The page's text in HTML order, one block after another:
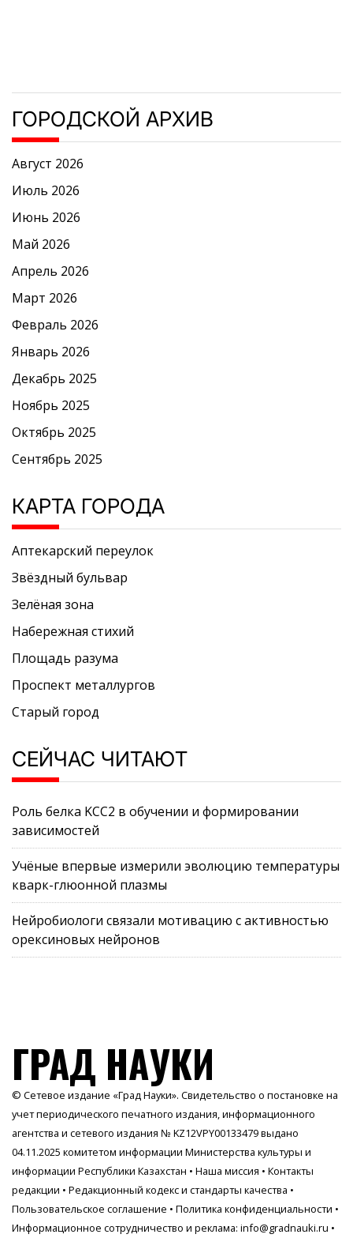
ГОРОДСКОЙ АРХИВ
Август 2026
Июль 2026
Июнь 2026
Май 2026
Апрель 2026
Март 2026
Февраль 2026
Январь 2026
Декабрь 2025
Ноябрь 2025
Октябрь 2025
Сентябрь 2025
КАРТА ГОРОДА
Аптекарский переулок
Звёздный бульвар
Зелёная зона
Набережная стихий
Площадь разума
Проспект металлургов
Старый город
СЕЙЧАС ЧИТАЮТ
Роль белка KCC2 в обучении и формировании
зависимостей
Учёные впервые измерили эволюцию температуры
кварк-глюонной плазмы
Нейробиологи связали мотивацию с активностью
орексиновых нейронов
ГРАД НАУКИ
© Сетевое издание «Град Науки». Свидетельство о постановке на
учет периодического печатного издания, информационного
агентства и сетевого издания № KZ12VPY00133479 выдано
04.11.2025 комитетом информации Министерства культуры и
информации Республики Казахстан • Наша миссия • Контакты
редакции • Редакционный кодекс и стандарты качества •
Пользовательское соглашение • Политика конфиденциальности •
Информационное сотрудничество и реклама: info@gradnauki.ru •